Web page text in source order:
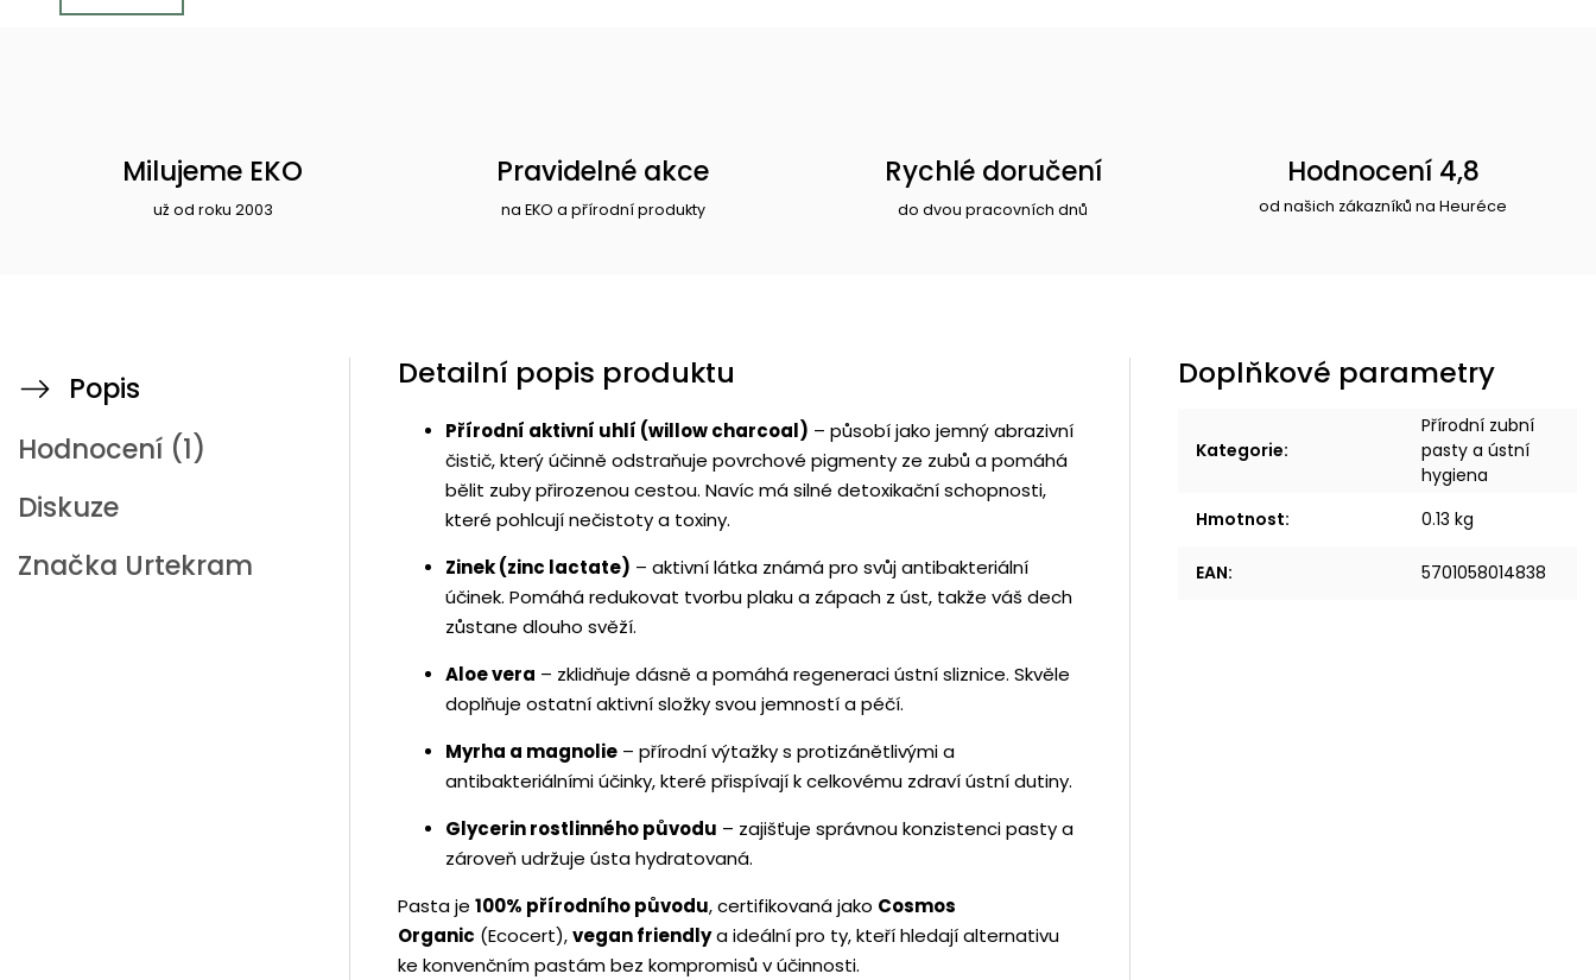
Milujeme EKO
už od roku 2003
Pravidelné akce
na EKO a přírodní produkty
Rychlé doručení
do dvou pracovních dnů
Hodnocení 4,8
od našich zákazníků na Heuréce
Popis
Hodnocení (1)
Diskuze
Značka Urtekram
Detailní popis produktu
Přírodní aktivní uhlí (willow charcoal) – působí jako jemný abrazivní
čistič, který účinně odstraňuje povrchové pigmenty ze zubů a pomáhá
bělit zuby přirozenou cestou. Navíc má silné detoxikační schopnosti,
které pohlcují nečistoty a toxiny.
Zinek (zinc lactate) – aktivní látka známá pro svůj antibakteriální
účinek. Pomáhá redukovat tvorbu plaku a zápach z úst, takže váš dech
zůstane dlouho svěží.
Aloe vera – zklidňuje dásně a pomáhá regeneraci ústní sliznice. Skvěle
doplňuje ostatní aktivní složky svou jemností a péčí.
Myrha a magnolie – přírodní výtažky s protizánětlivými a
antibakteriálními účinky, které přispívají k celkovému zdraví ústní dutiny.
Glycerin rostlinného původu – zajišťuje správnou konzistenci pasty a
zároveň udržuje ústa hydratovaná.
Pasta je 100% přírodního původu, certifikovaná jako Cosmos
Organic (Ecocert),vegan friendlya ideální pro ty, kteří hledají alternativu
ke konvenčním pastám bez kompromisů v účinnosti.
Doplňkové parametry
Kategorie:
Přírodní zubní
pasty a ústní
hygiena
Hmotnost: 0.13 kg
EAN: 5701058014838